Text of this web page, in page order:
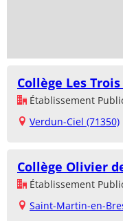
Collège Les
Établissement
Verdun-Ciel (71350)
Collège Olivier
Établissement
Saint-Martin-en-